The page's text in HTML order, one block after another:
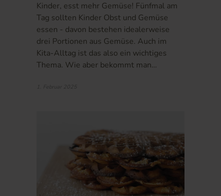
Kinder, esst mehr Gemüse! Fünfmal am
Tag sollten Kinder Obst und Gemüse
essen - davon bestehen idealerweise
drei Portionen aus Gemüse. Auch im
Kita-Alltag ist das also ein wichtiges
Thema. Wie aber bekommt man…